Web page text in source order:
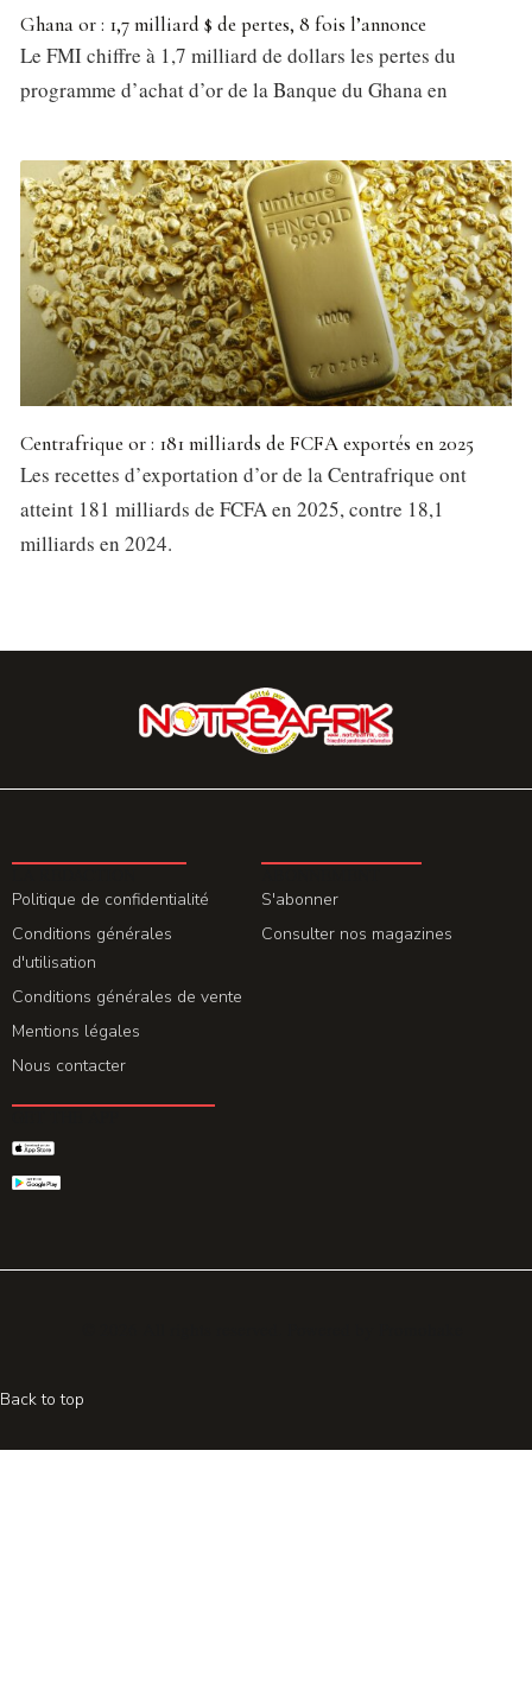
Ghana or : 1,7 milliard $ de pertes, 8 fois l’annonce
Le FMI chiffre à 1,7 milliard de dollars les pertes du
programme d’achat d’or de la Banque du Ghana en
Centrafrique or : 181 milliards de FCFA exportés en 2025
Les recettes d’exportation d’or de la Centrafrique ont
atteint 181 milliards de FCFA en 2025, contre 18,1
milliards en 2024.
Politique de confidentialité
Conditions générales
d'utilisation
Conditions générales de vente
Mentions légales
Nous contacter
S'abonner
Consulter nos magazines
Back to top